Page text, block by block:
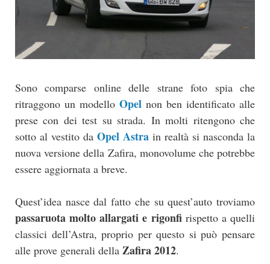
Sono comparse online delle strane foto spia che
ritraggono un modello Opel non ben identificato alle
prese con dei test su strada. In molti ritengono che
sotto al vestito da Opel Astra in realtà si nasconda la
nuova versione della Zafira, monovolume che potrebbe
essere aggiornata a breve.
Quest’idea nasce dal fatto che su quest’auto troviamo
passaruota molto allargati e rigonfirispetto a quelli
classici dell’Astra, proprio per questo si può pensare
alle prove generali della Zafira 2012.